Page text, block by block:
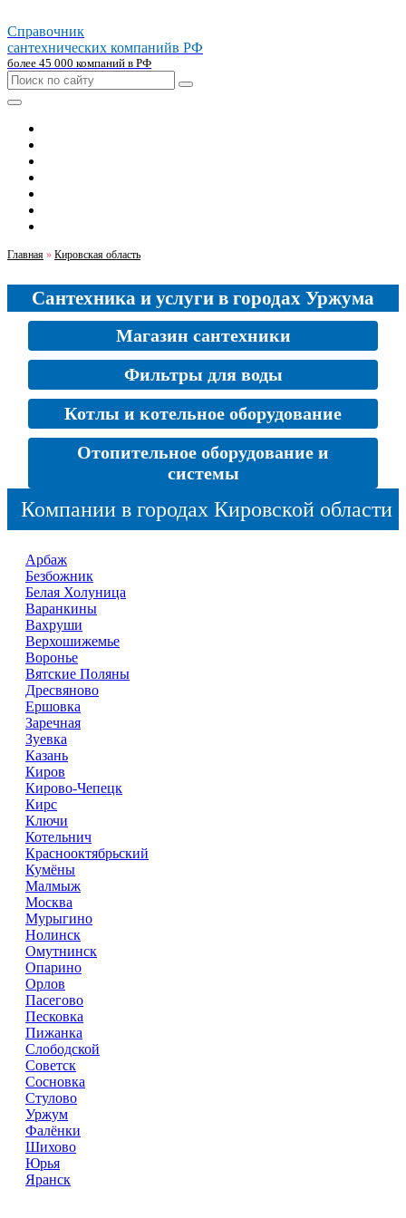
Справочник
сантехнических компанийв РФ
более 45 000 компаний в РФ
Главная » Кировская область
Сантехника и услуги в городах Уржума
Магазин сантехники
Фильтры для воды
Котлы и котельное оборудование
Отопительное оборудование и
системы
Компании в городах Кировской области
Арбаж
Безбожник
Белая Холуница
Варанкины
Вахруши
Верхошижемье
Воронье
Вятские Поляны
Дресвяново
Ершовка
Заречная
Зуевка
Казань
Киров
Кирово-Чепецк
Кирс
Ключи
Котельнич
Краснооктябрьский
Кумёны
Малмыж
Москва
Мурыгино
Нолинск
Омутнинск
Опарино
Орлов
Пасегово
Песковка
Пижанка
Слободской
Советск
Сосновка
Стулово
Уржум
Фалёнки
Шихово
Юрья
Яранск